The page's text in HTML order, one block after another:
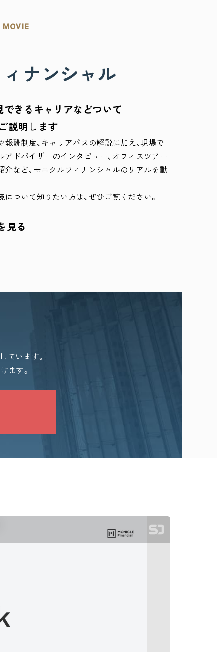
ナンシャル
できるキャリアなどついて
説明します
酬制度、キャリアパスの解説に加え、現場で
ドバイザーのインタビュー、オフィスツアー
など、モニクルフィナンシャルのリアルを動
ついて知りたい方は、ぜひご覧ください。
見る
ています。
ます。